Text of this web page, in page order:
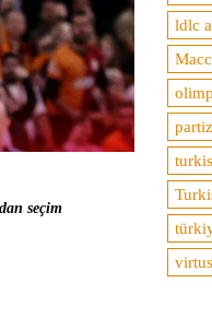
seçim
ldlc